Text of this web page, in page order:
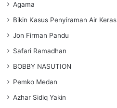
Agama
Bikin Kasus Penyiraman Air Keras
Jon Firman Pandu
Safari Ramadhan
BOBBY NASUTION
Pemko Medan
Azhar Sidiq Yakin